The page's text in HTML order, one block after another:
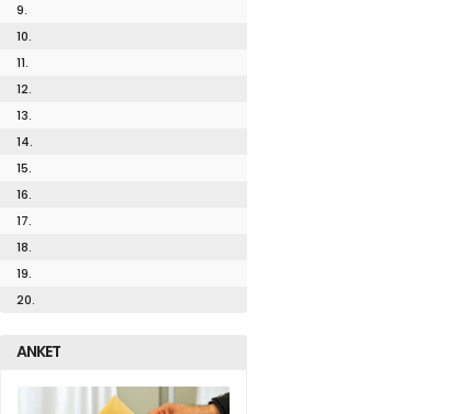
9.
10.
11.
12.
13.
14.
15.
16.
17.
18.
19.
20.
ANKET